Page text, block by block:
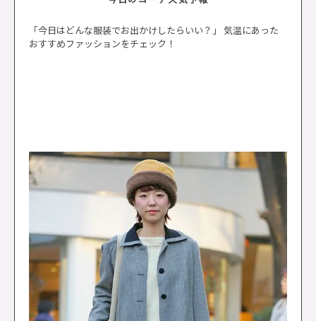
「今日はどんな服装でお出かけしたらいい？」 気温にあった
おすすめファッションをチェック！